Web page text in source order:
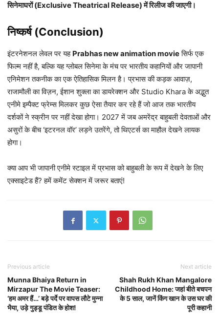
सिनेमाघरों (Exclusive Theatrical Release) में रिलीज की जाएगी।
निष्कर्ष (Conclusion)
इंटरनेशनल लेवल पर यह Prabhas new animation movieसिर्फ एक
फिल्म नहीं है, बल्कि यह ग्लोबल सिनेमा के मंच पर भारतीय कहानियों और जापानी
एनिमेशन तकनीक का एक ऐतिहासिक मिलन है। प्रभास की कड़क आवाज़,
राजामौली का विज़न, ईशान शुक्ला का डायरेक्शन और Studio Khara के अद्भुत
एनीमे इम्पैक्ट फ्रेम्स मिलकर कुछ ऐसा तैयार कर रहे हैं जो आज तक भारतीय
दर्शकों ने स्क्रीन पर नहीं देखा होगा। 2027 में जब अमरेंद्र बाहुबली देवताओं और
असुरों के बीच ‘इटरनल वॉर’ लड़ने उतरेंगे, तो थिएटर्स का माहौल देखने लायक
होगा।
क्या आप भी जापानी एनीमे स्टाइल में प्रभास को बाहुबली के रूप में देखने के लिए
एक्साइटेड हैं? हमें कमेंट सेक्शन में जरूर बताएं!
Previous article
Munna Bhaiya Return in
Mirzapur The Movie Teaser:
‘हम अमर हैं…’ बड़े पर्दे पर वापस लौटे मुन्ना
भैया, उड़े गुड्डू पंडित के होश!
Next article
Shah Rukh Khan Mangalore
Childhood Home: जहां बीते बचपन
के 5 साल, जानें किंग खान के उस घर की
पूरी कहानी